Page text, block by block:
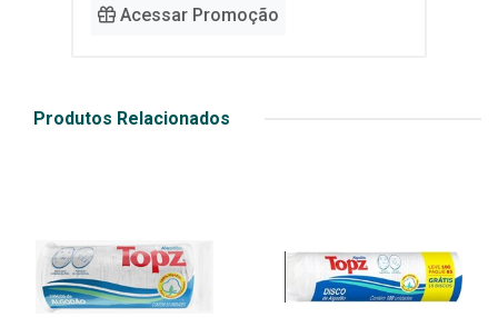
Acessar Promoção
Produtos Relacionados